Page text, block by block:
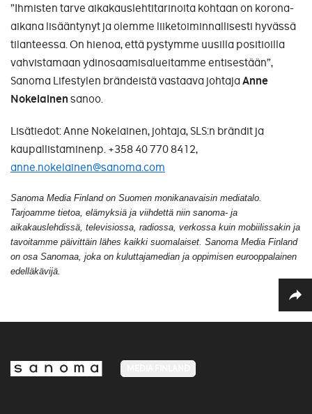
”Ihmisten tarve aikakauslehtitarinoita kohtaan on korona-
aikana lisääntynyt ja olemme liiketoiminnallisesti hyvässä
tilanteessa. On hienoa, että pystymme uusilla positioilla
vahvistamaan ydinosaamisalueitamme entisestään”,
Sanoma Lifestylen brändeistä vastaava johtajaAnne
Nokelainen sanoo.
Lisätiedot: Anne Nokelainen, johtaja, SLS:n brändit ja
kaupallistaminenp. +358 40 770 8412,
anne.nokelainen@sanoma.com
Sanoma Media Finland on Suomen monikanavaisin mediatalo.
Tarjoamme tietoa, elämyksiä ja viihdettä niin sanoma- ja
aikakauslehdissä, televisiossa, radiossa, verkossa kuin mobiilissakin ja
tavoitamme päivittäin lähes kaikki suomalaiset. Sanoma Media Finland
on osa Sanomaa, joka on kuluttajamedian ja oppimisen eurooppalainen
edelläkävijä.